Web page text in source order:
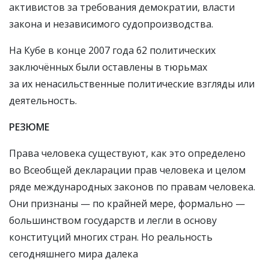
активистов за требования демократии, власти
закона и независимого судопроизводства.
На Кубе в конце 2007 года 62 политических
заключённых были оставлены в тюрьмах
за их ненасильственные политические взгляды или
деятельность.
РЕЗЮМЕ
Права человека существуют, как это определено
во Всеобщей декларации прав человека и целом
ряде международных законов по правам человека.
Они признаны — по крайней мере, формально —
большинством государств и легли в основу
конституций многих стран. Но реальность
сегодняшнего мира далека